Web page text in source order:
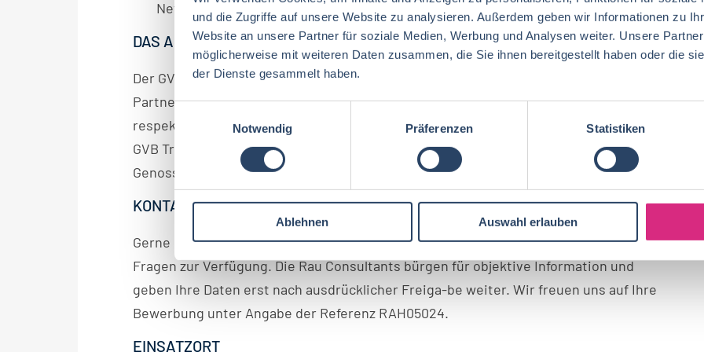
und die Zugriffe auf unsere Website zu analysieren. Außerdem geben wir Informationen zu
Website an unsere Partner für soziale Medien, Werbung und Analysen weiter. Unsere
möglicherweise mit weiteren Daten zusammen, die Sie ihnen bereitgestellt haben oder die
der Dienste gesammelt haben.
i
l
g
n
g
Notwendig Präferenzen Statistiken
Ablehnen Auswahl erlauben
Netzwerkstärke, strategischem Denken, Integrität sowie Verbindlichkeit
DAS ANGEBOT FÜR SIE
Der GVB ist durch genossenschaftliche Grundwerte wie Verlässlichkeit,
Partnerschaftlichkeit und langfristiges Denken geprägt. In einem kollegialen,
respektvollen Umfeld wird eigenverantwortlich gearbeitet. Insgesamt verbindet der
GVB Tradition und Stabilität, um in einem dynamischen Umfeld Partner der
Genossenschaften zu sein.
KONTAKT
Gerne steht Ihnen unser Berater Matthias Hennig unter +49 89 1895520-19 für weitere
Fragen zur Verfügung. Die Rau Consultants bürgen für objektive Information und
geben Ihre Daten erst nach ausdrücklicher Freiga-be weiter. Wir freuen uns auf Ihre
Bewerbung unter Angabe der Referenz RAH05024.
EINSATZORT